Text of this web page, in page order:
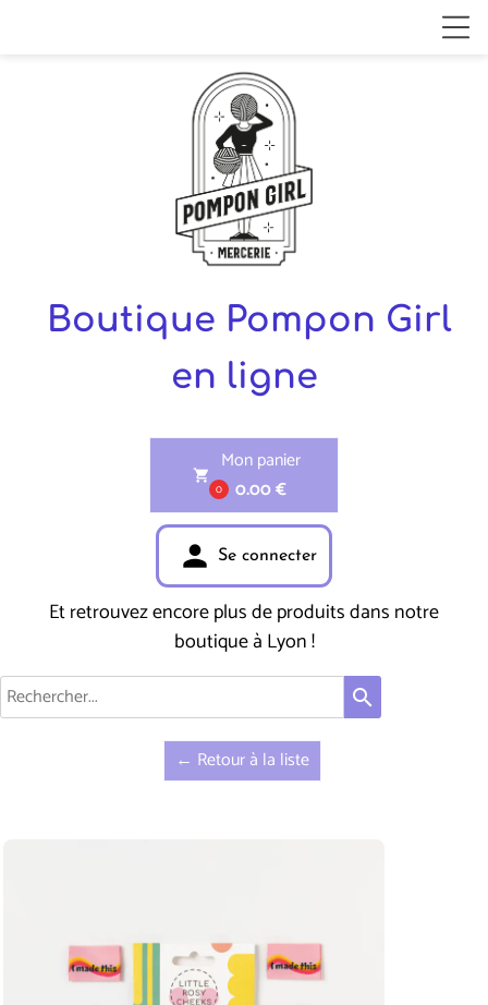
Boutique Pompon Girl
en ligne
shopping_cart
0
Mon panier
0.00 €
person Se connecter
Et retrouvez encore plus de produits dans notre
boutique à Lyon !
search
← Retour à la liste